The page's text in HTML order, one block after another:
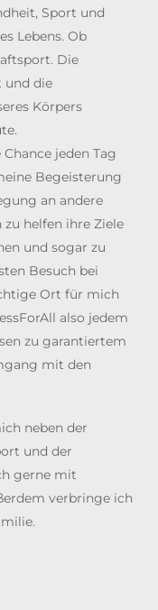
Sport und
Lebens. Ob
Die
und die
Körpers
jeden Tag
Begeisterung
an andere
helfen ihre Ziele
und sogar zu
Besuch bei
Ort für mich
also jedem
zu garantiertem
mit den
neben der
und der
gerne mit
verbringe ich